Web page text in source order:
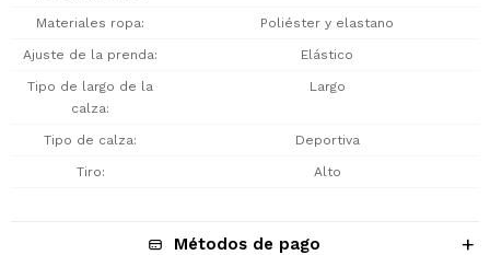
Materiales ropa Poliéster y elastano
Ajuste de la prenda Elástico
Tipo de largo de la
calza
Largo
Tipo de calza Deportiva
Tiro Alto
Métodos de pago